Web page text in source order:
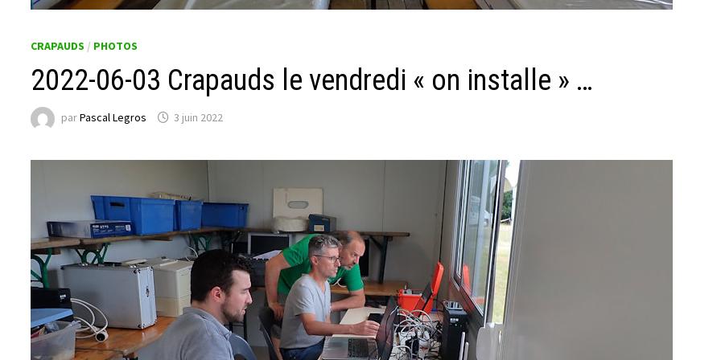
CRAPAUDS / PHOTOS
2022-06-03 Crapauds le vendredi « on installe » …
parPascal Legros 3 juin 2022